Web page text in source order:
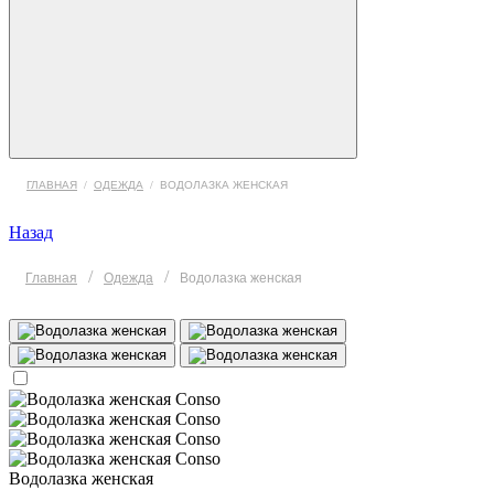
ГЛАВНАЯ / ОДЕЖДА / ВОДОЛАЗКА ЖЕНСКАЯ
Назад
Главная / Одежда / Водолазка женская
Водолазка женская